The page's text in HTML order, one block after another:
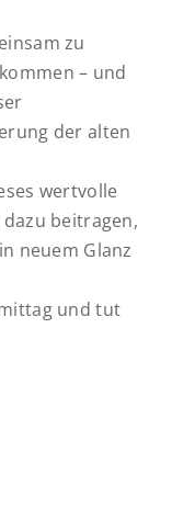
zu
– und
der alten
wertvolle
beitragen,
neuem Glanz
und tut